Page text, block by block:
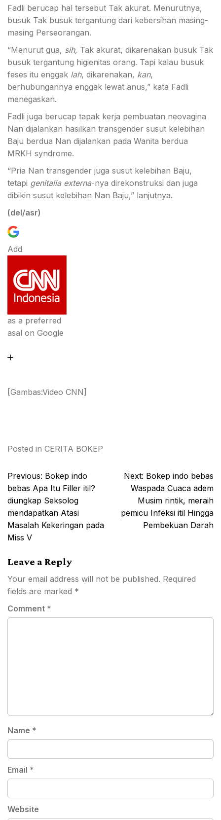
Fadli berucap hal tersebut Tak akurat. Menurutnya,
busuk Tak busuk tergantung dari kebersihan masing-
masing Perseorangan.
“Menurut gua, sih, Tak akurat, dikarenakan busuk Tak
busuk tergantung higienitas orang. Tapi kalau busuk
feses itu enggak lah, dikarenakan, kan,
berhubungannya enggak lewat anus,” kata Fadli
menegaskan.
Fadli juga berucap tapak kerja pembuatan neovagina
Nan dijalankan hasilkan transgender susut kelebihan
Baju berdua Nan dijalankan pada Wanita berdua
MRKH syndrome.
“Pria Nan transgender juga susut kelebihan Baju,
tetapi genitalia externa-nya direkonstruksi dan juga
dibikin susut kelebihan Nan Baju,” lanjutnya.
(del/asr)
Add
as a preferred
asal on Google
[Gambas:Video CNN]
Posted in CERITA BOKEP
Post
navigation
Previous: Bokep indo
bebas Apa Itu Filler itil?
diungkap Seksolog
mendapatkan Atasi
Masalah Kekeringan pada
Miss V
Next: Bokep indo bebas
Waspada Cuaca adem
Musim rintik, meraih
pemicu Infeksi itil Hingga
Pembekuan Darah
Leave a Reply
Your email address will not be published. Required
fields are marked *
Comment *
Name *
Email *
Website